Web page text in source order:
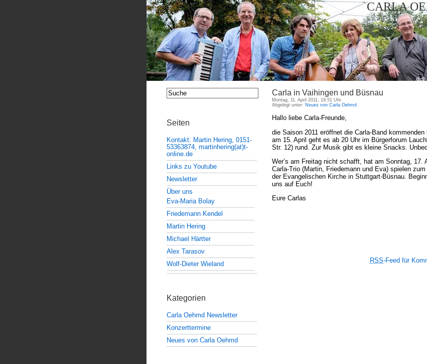
CARLA
Seiten
Kontakt: Martin Hering, 0151-
53363874, martinhering(at)t-
online.de
Links zu Youtube
Newsletter
Über uns
Eva-Maria Bolay
Friedemann Kendel
Martin Hering
Michael Härtter
Alex Tarasov
Wolf-Dieter Wieland
Kategorien
Carla Oehmd Newsletter
Konzerttermine
Neues von Carla Oehmd
Carla in Vaihingen und Büsnau
Montag, 11. April 2011, 19:51 Uhr
Abgelegt unter: Neues von Carla Oehmd
Hallo liebe Carla-Freunde,
die Saison 2011 eröffnet die Carla-Band
am 15. April geht es ab 20 Uhr im Bürgerforum
Str. 12) rund. Zur Musik gibt es kleine Snacks.
Wer’s am Freitag nicht schafft, hat am Sonntag, 17.
Carla-Trio (Martin, Friedemann und Eva) spielen
der Evangelischen Kirche in Stuttgart-Büsnau.
uns auf Euch!
Eure Carlas
RSS-Feed für